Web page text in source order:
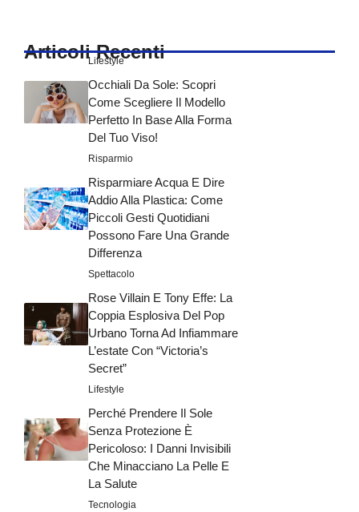
Articoli Recenti
Lifestyle
Occhiali Da Sole: Scopri
Come Scegliere Il Modello
Perfetto In Base Alla Forma
Del Tuo Viso!
Risparmio
Risparmiare Acqua E Dire
Addio Alla Plastica: Come
Piccoli Gesti Quotidiani
Possono Fare Una Grande
Differenza
Spettacolo
Rose Villain E Tony Effe: La
Coppia Esplosiva Del Pop
Urbano Torna Ad Infiammare
L’estate Con “Victoria’s
Secret”
Lifestyle
Perché Prendere Il Sole
Senza Protezione È
Pericoloso: I Danni Invisibili
Che Minacciano La Pelle E
La Salute
Tecnologia